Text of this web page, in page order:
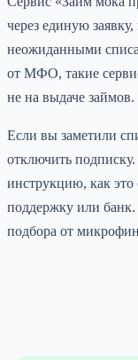
через единую
неожиданными
от МФО, такие
не на выдаче займов.
Если вы заметили
отключить
инструкцию, как это
поддержку или банк.
подбора от